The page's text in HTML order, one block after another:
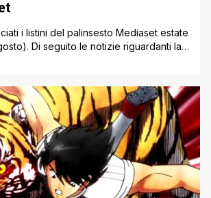
i listini del palinsesto Mediaset estate
Di seguito le notizie riguardanti la
mattino due 'novità' tra le riproposte:
e l'Ape Maya per i più piccoli. Dalle